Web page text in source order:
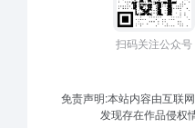
扫码关注公众号
免责声明:本站内容由互联
发现存在作品侵权